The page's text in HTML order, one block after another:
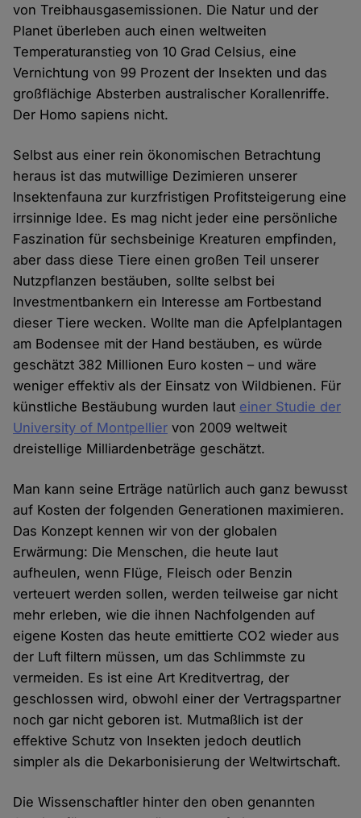
von Treibhausgasemissionen. Die Natur und der
Planet überleben auch einen weltweiten
Temperaturanstieg von 10 Grad Celsius, eine
Vernichtung von 99 Prozent der Insekten und das
großflächige Absterben australischer Korallenriffe.
Der Homo sapiens nicht.
Selbst aus einer rein ökonomischen Betrachtung
heraus ist das mutwillige Dezimieren unserer
Insektenfauna zur kurzfristigen Profitsteigerung eine
irrsinnige Idee. Es mag nicht jeder eine persönliche
Faszination für sechsbeinige Kreaturen empfinden,
aber dass diese Tiere einen großen Teil unserer
Nutzpflanzen bestäuben, sollte selbst bei
Investmentbankern ein Interesse am Fortbestand
dieser Tiere wecken. Wollte man die Apfelplantagen
am Bodensee mit der Hand bestäuben, es würde
geschätzt 382 Millionen Euro kosten – und wäre
weniger effektiv als der Einsatz von Wildbienen. Für
künstliche Bestäubung wurden laut einer Studie der
University of Montpellier von 2009 weltweit
dreistellige Milliardenbeträge geschätzt.
Man kann seine Erträge natürlich auch ganz bewusst
auf Kosten der folgenden Generationen maximieren.
Das Konzept kennen wir von der globalen
Erwärmung: Die Menschen, die heute laut
aufheulen, wenn Flüge, Fleisch oder Benzin
verteuert werden sollen, werden teilweise gar nicht
mehr erleben, wie die ihnen Nachfolgenden auf
eigene Kosten das heute emittierte CO2 wieder aus
der Luft filtern müssen, um das Schlimmste zu
vermeiden. Es ist eine Art Kreditvertrag, der
geschlossen wird, obwohl einer der Vertragspartner
noch gar nicht geboren ist. Mutmaßlich ist der
effektive Schutz von Insekten jedoch deutlich
simpler als die Dekarbonisierung der Weltwirtschaft.
Die Wissenschaftler hinter den oben genannten